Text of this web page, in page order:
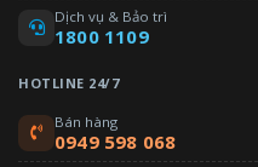
Dịch vụ & Bảo trì
1800 1109
HOTLINE 24/7
Bán hàng
0949 598 068